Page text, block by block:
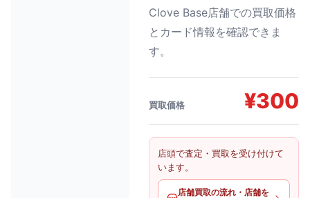
Clove Base店舗での買取価格
とカード情報を確認できま
す。
買取価格 ¥300
店頭で査定・買取を受け付けて
います。
店舗買取の流れ・店舗を